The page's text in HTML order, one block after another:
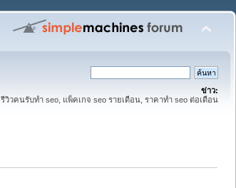
ข่าว:
รีวิวคนรับทำ seo, แพ็คเกจ seo รายเดือน, ราคาทำ seo ต่อเดือน